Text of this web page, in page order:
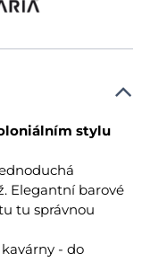
stylu
Elegantní barové
tu správnou
- do